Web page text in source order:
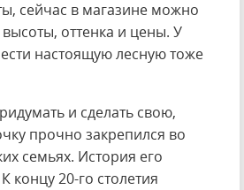
сейчас в магазине можно
оттенка и цены. У
настоящую лесную тоже
и сделать свою,
прочно закрепился во
семьях. История его
концу 20-го столетия